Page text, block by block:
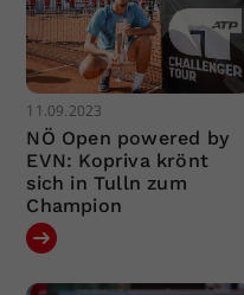
11.09.2023
NÖ Open powered by
EVN: Kopriva krönt
sich in Tulln zum
Champion